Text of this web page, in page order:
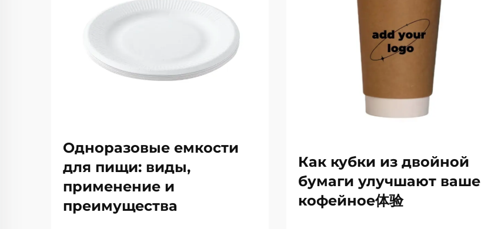
Одноразовые емкости
для пищи: виды,
применение и
преимущества
Как кубки из двойной
бумаги улучшают ваше
кофейное体验